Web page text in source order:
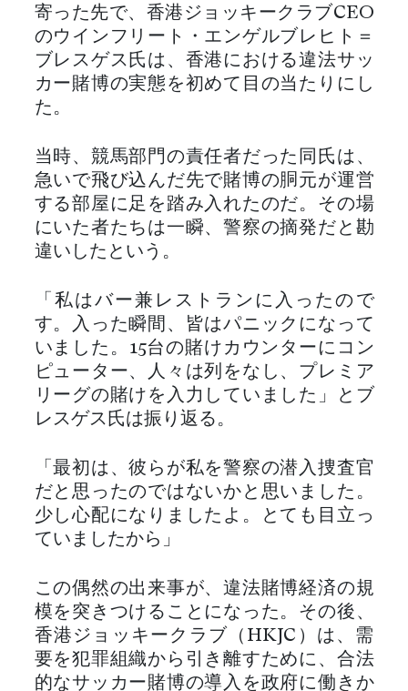
寄った先で、香港ジョッキークラブCEO
のウインフリート・エンゲルブレヒト＝
ブレスゲス氏は、香港における違法サッ
カー賭博の実態を初めて目の当たりにし
た。
当時、競馬部門の責任者だった同氏は、
急いで飛び込んだ先で賭博の胴元が運営
する部屋に足を踏み入れたのだ。その場
にいた者たちは一瞬、警察の摘発だと勘
違いしたという。
「私はバー兼レストランに入ったので
す。入った瞬間、皆はパニックになって
いました。15台の賭けカウンターにコン
ピューター、人々は列をなし、プレミア
リーグの賭けを入力していました」とブ
レスゲス氏は振り返る。
「最初は、彼らが私を警察の潜入捜査官
だと思ったのではないかと思いました。
少し心配になりましたよ。とても目立っ
ていましたから」
この偶然の出来事が、違法賭博経済の規
模を突きつけることになった。その後、
香港ジョッキークラブ（HKJC）は、需
要を犯罪組織から引き離すために、合法
的なサッカー賭博の導入を政府に働きか